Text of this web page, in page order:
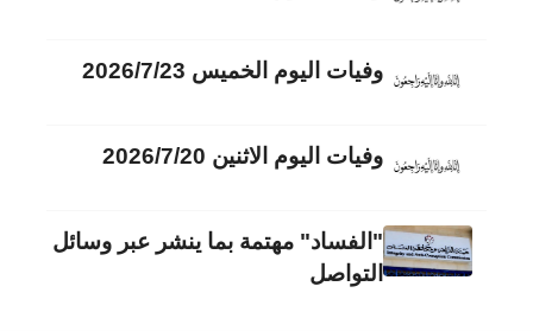
وفيات اليوم الخميس 2026/7/23
وفيات اليوم الاثنين 2026/7/20
"الفساد" مهتمة بما ينشر عبر وسائل
التواصل